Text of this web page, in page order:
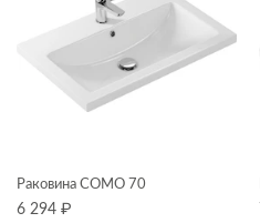
JOANNA
JUST
KALIOPE
Раковина COMO 70
6 294 ₽